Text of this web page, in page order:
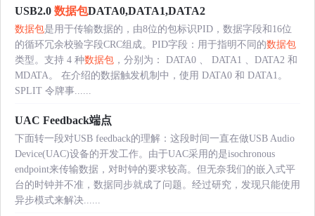
USB2.0 数据包DATA0,DATA1,DATA2
数据包是用于传输数据的，由8位的包标识PID，数据字段和16位
的循环冗余校验字段CRC组成。PID字段：用于指明不同的数据包
类型。支持 4 种数据包 ，分别为： DATA0 、 DATA1 、DATA2 和
MDATA。 在介绍的数据触发机制中，使用 DATA0 和 DATA1。
SPLIT 令牌事......
UAC Feedback端点
下面转一段对USB feedback的理解：这段时间一直在做USB Audio
Device(UAC)设备的开发工作。由于UAC采用的是isochronous
endpoint来传输数据，对时钟的要求较高。但无奈我们的嵌入式平
台的时钟并不准，数据同步就成了问题。经过研究，发现只能使用
异步模式来解决......